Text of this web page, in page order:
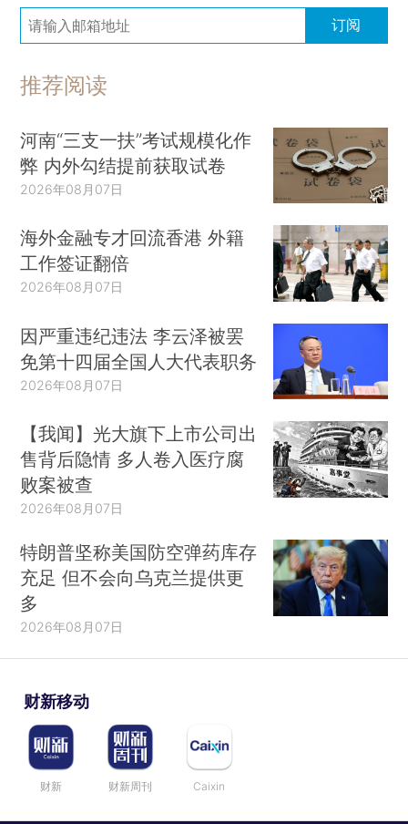
订阅
推荐阅读
河南“三支一扶”考试规模化作
弊 内外勾结提前获取试卷
2026年08月07日
海外金融专才回流香港 外籍
工作签证翻倍
2026年08月07日
因严重违纪违法 李云泽被罢
免第十四届全国人大代表职务
2026年08月07日
【我闻】光大旗下上市公司出
售背后隐情 多人卷入医疗腐
败案被查
2026年08月07日
特朗普坚称美国防空弹药库存
充足 但不会向乌克兰提供更
多
2026年08月07日
财新移动
财新 财新周刊 Caixin